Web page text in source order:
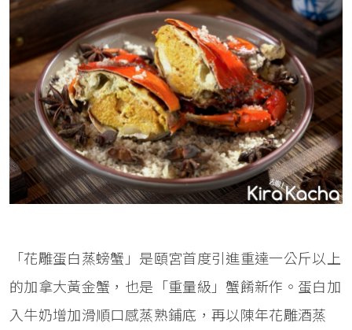
「花雕蛋白蒸螃蟹」是頤宮首度引進重達一公斤以上
的加拿大黃金蟹，也是「重量級」蟹餚新作。蛋白加
入牛奶增加滑順口感蒸熟鋪底，再以陳年花雕酒蒸